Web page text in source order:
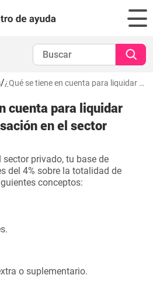
/ ¿Qué se tiene en cuenta para liquidar caja de compensación en el sector privado?
cuenta para liquidar
en el sector
privado, tu base de
del 4% sobre la totalidad de
conceptos:
o suplementario.